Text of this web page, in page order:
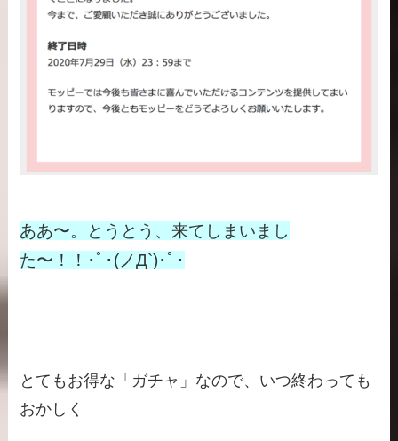
ああ〜。とうとう、来てしまいまし
た〜！！･ﾟ･(ノД`)･ﾟ･
とてもお得な「ガチャ」なので、いつ終わっても
おかしく